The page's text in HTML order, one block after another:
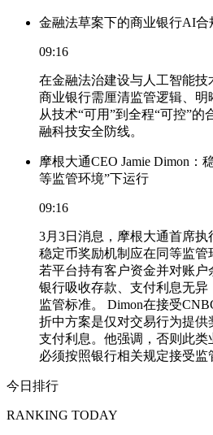
金融法草案下的商业银行AI合
09:16
在金融法治建设与人工智能技
商业银行需厘清监管逻辑、明
从技术“可用”到全程“可控”的
融科技安全防线。
摩根大通CEO Jamie Dimon：
等监管环境”下运行
09:16
3月3日消息，摩根大通首席执
稳定币奖励机制应在同等监管
若平台持有客户资金并对账
银行吸收存款、支付利息无异
监管标准。 Dimon在接受
折中方案是仅对交易行为提
支付利息。他强调，否则此类
必须按照银行相关规定接受监
今日排行
RANKING TODAY